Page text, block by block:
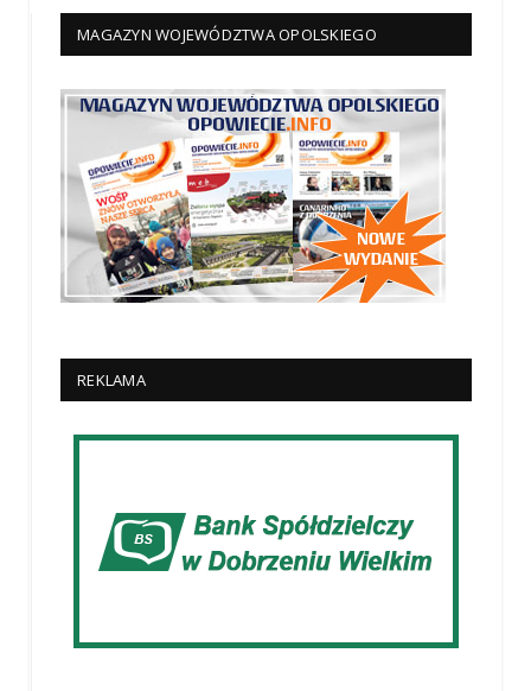
MAGAZYN WOJEWÓDZTWA OPOLSKIEGO
REKLAMA